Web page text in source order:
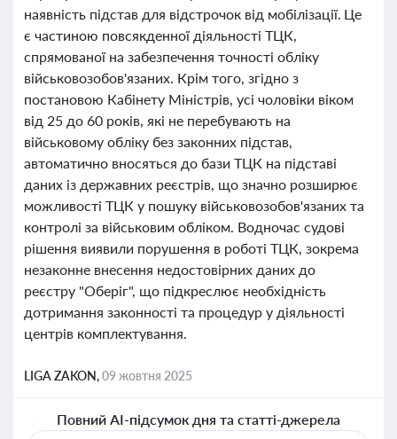
наявність підстав для відстрочок від мобілізації. Це
є частиною повсякденної діяльності ТЦК,
спрямованої на забезпечення точності обліку
військовозобов'язаних. Крім того, згідно з
постановою Кабінету Міністрів, усі чоловіки віком
від 25 до 60 років, які не перебувають на
військовому обліку без законних підстав,
автоматично вносяться до бази ТЦК на підставі
даних із державних реєстрів, що значно розширює
можливості ТЦК у пошуку військовозобов'язаних та
контролі за військовим обліком. Водночас судові
рішення виявили порушення в роботі ТЦК, зокрема
незаконне внесення недостовірних даних до
реєстру "Оберіг", що підкреслює необхідність
дотримання законності та процедур у діяльності
центрів комплектування.
LIGA ZAKON,09 жовтня 2025
Повний AI-підсумок дня та статті-джерела